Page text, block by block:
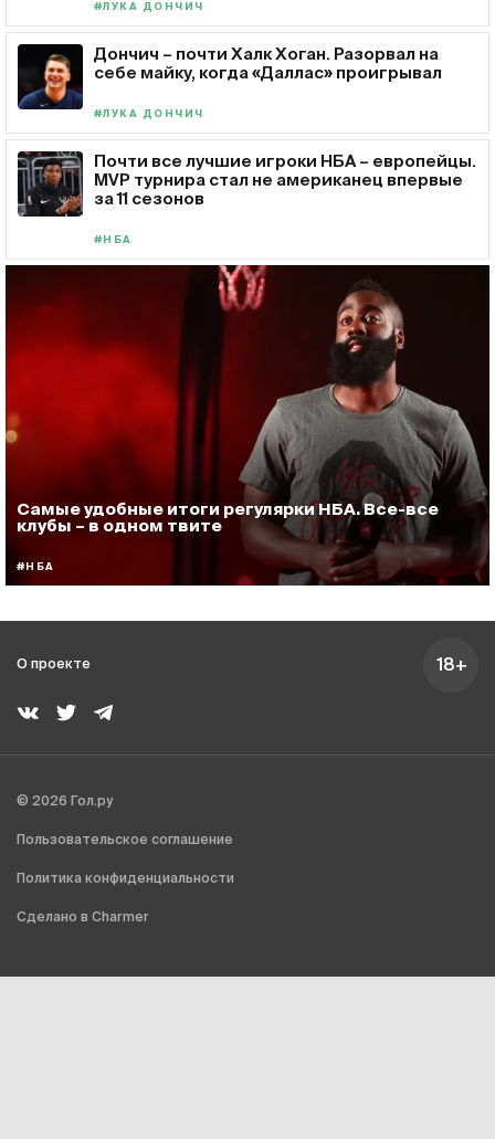
#ЛУКА ДОНЧИЧ
Дончич – почти Халк Хоган. Разорвал на
себе майку, когда «Даллас» проигрывал
#ЛУКА ДОНЧИЧ
Почти все лучшие игроки НБА – европейцы.
MVP турнира стал не американец впервые
за 11 сезонов
#НБА
Самые удобные итоги регулярки НБА. Все-все
клубы – в одном твите
#НБА
О проекте 18+
© 2026 Гол.ру
Пользовательское соглашение
Политика конфиденциальности
Сделано в Charmer